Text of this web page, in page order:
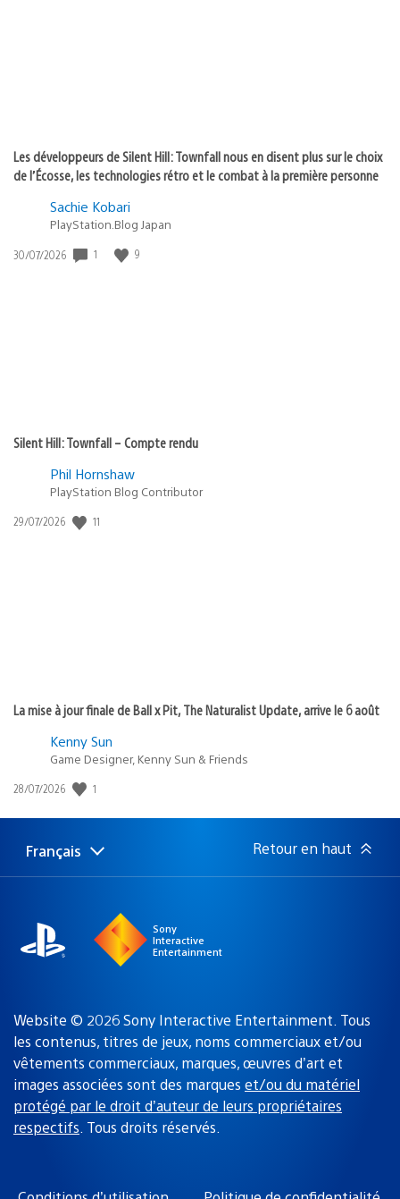
Les développeurs de Silent Hill: Townfall nous en disent plus sur le choix
de l’Écosse, les technologies rétro et le combat à la première personne
Sachie Kobari
PlayStation.Blog Japan
Date
30/07/2026 1 9
Silent Hill: Townfall – Compte rendu
Phil Hornshaw
PlayStation Blog Contributor
Date
29/07/2026 11
La mise à jour finale de Ball x Pit, The Naturalist Update, arrive le 6 août
Kenny Sun
Game Designer, Kenny Sun & Friends
Date
publication
28/07/2026 1
Choisir
Région
Français Retour en haut
Sony
Interactive
Entertainment
Website © 2026 Sony Interactive Entertainment. Tous
les contenus, titres de jeux, noms commerciaux et/ou
vêtements commerciaux, marques, œuvres d’art et
images associées sont des marques et/ou du matériel
protégé par le droit d’auteur de leurs propriétaires
respectifs. Tous droits réservés.